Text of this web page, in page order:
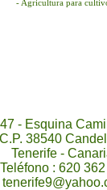
- Agricultura para
- Esquina
C.P. 38540
Tenerife -
Teléfono : 620